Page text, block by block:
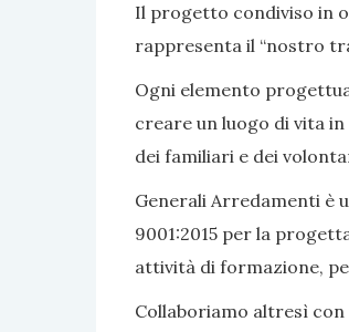
Il progetto condiviso in
rappresenta il “nostro
Ogni elemento
creare un luogo di vita
dei familiari e dei
Generali Arredamenti è
9001:2015 per la
attività di formazione,
Collaboriamo altresì